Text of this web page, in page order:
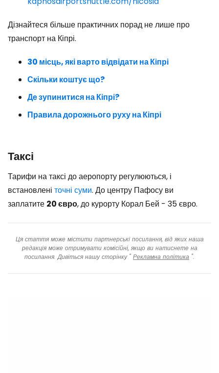
Дізнайтеся більше практичних порад не лише про
транспорт на Кіпрі.
30 місць, які варто відвідати на Кіпрі
Скільки коштує що?
Де зупинитися на Кіпрі?
Правила дорожнього руху на Кіпрі
Таксі
Тарифи на таксі до аеропорту регулюються, і
встановлені точні суми. До центру Пафосу ви
заплатите 20 євро, до курорту Корал Бей - 35 євро.
Ця стаття може містити партнерські посилання, від яких наша
редакція може отримувати комісійні, якщо ви натиснете на
посилання. Дивіться нашу сторінку " Рекламна політика ".